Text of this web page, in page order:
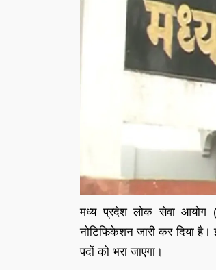
मध्य प्रदेश लोक सेवा आयोग
नोटिफिकेशन जारी कर दिया
पदों को भरा जाएगा।